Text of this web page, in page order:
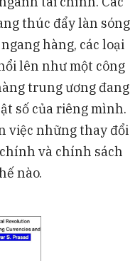
thúc đẩy làn sóng
hàng, các loại
lên như một công
trung ương đang
số của riêng mình.
việc những thay đổi
và chính sách
nào.